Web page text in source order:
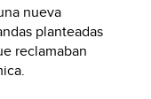
nueva
planteadas
reclamaban